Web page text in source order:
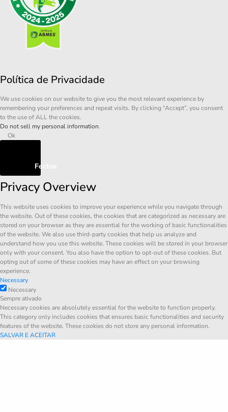
Política de Privacidade
We use cookies on our website to give you the most relevant experience by
remembering your preferences and repeat visits. By clicking “Accept”, you consent
to the use of ALL the cookies.
Do not sell my personal information.
Ok
Fechar
Privacy Overview
This website uses cookies to improve your experience while you navigate through
the website. Out of these cookies, the cookies that are categorized as necessary are
stored on your browser as they are essential for the working of basic functionalities
of the website. We also use third-party cookies that help us analyze and
understand how you use this website. These cookies will be stored in your browser
only with your consent. You also have the option to opt-out of these cookies. But
opting out of some of these cookies may have an effect on your browsing
experience.
Necessary
Necessary
Sempre ativado
Necessary cookies are absolutely essential for the website to function properly.
This category only includes cookies that ensures basic functionalities and security
features of the website. These cookies do not store any personal information.
SALVAR E ACEITAR